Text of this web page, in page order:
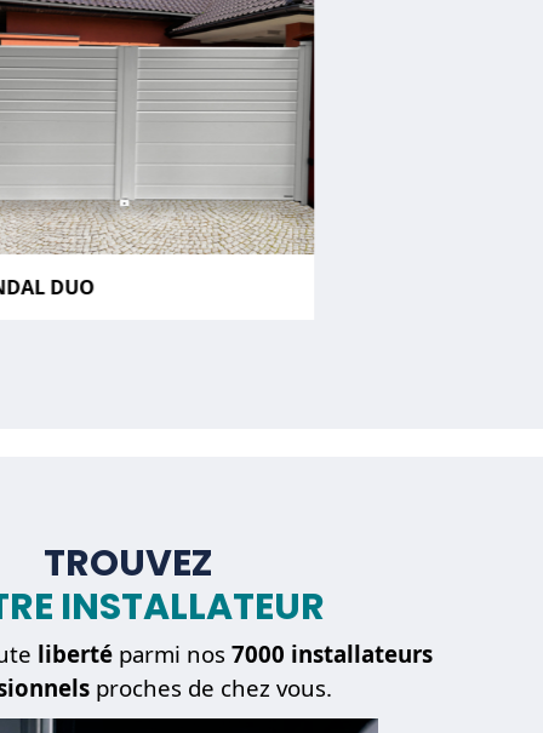
DUO
TROUVEZ
INSTALLATEUR
liberté parmi nos 7000 installateurs
proches de chez vous.